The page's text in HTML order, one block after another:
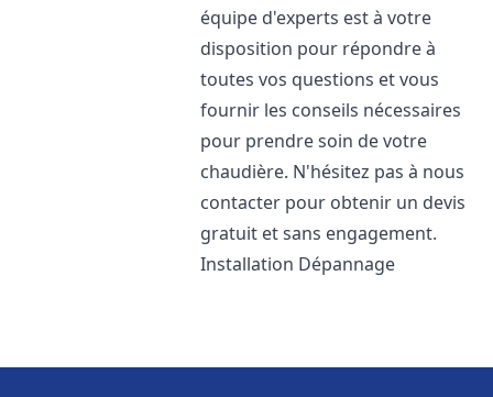
équipe d'experts est à votre
disposition pour répondre à
toutes vos questions et vous
fournir les conseils nécessaires
pour prendre soin de votre
chaudière. N'hésitez pas à nous
contacter pour obtenir un devis
gratuit et sans engagement.
Installation Dépannage